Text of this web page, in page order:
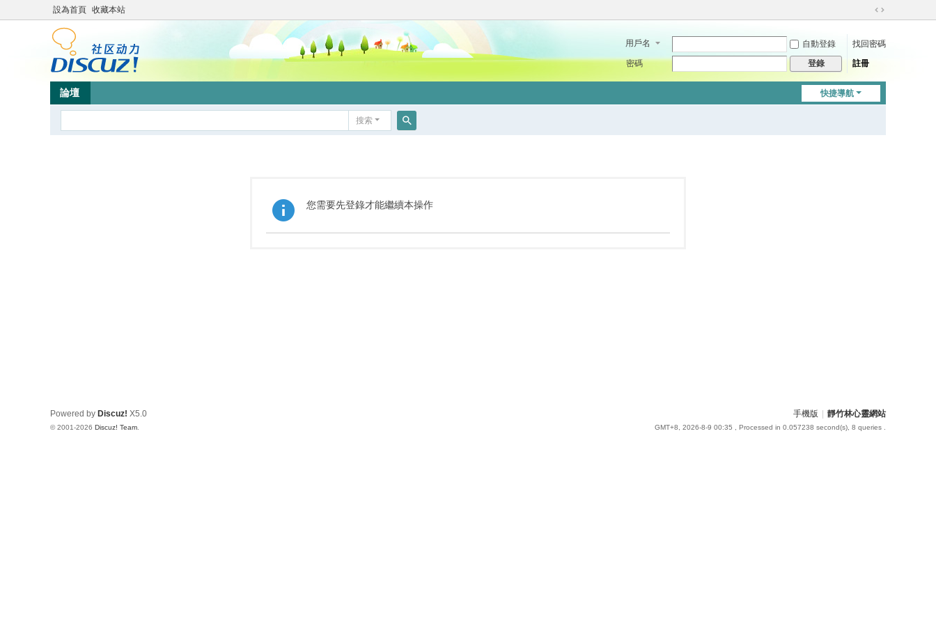
設為首頁 收藏本站
切
到
用戶名 自動登錄
找回密碼
密碼
登錄 註冊
快捷導航
論壇
搜索
您需要先登錄才能繼續本操作
手機版 靜竹林心靈網站
GMT+8, 2026-8-9 00:35 , Processed in 0.057238 second(s), 8 queries .
Powered by Discuz! X5.0
© 2001-2026 Discuz! Team